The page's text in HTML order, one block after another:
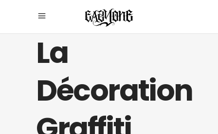
La
Décoration